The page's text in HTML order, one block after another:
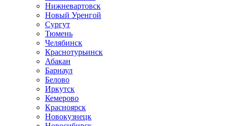
Нижневартовск
Новый Уренгой
Сургут
Тюмень
Челябинск
Краснотурьинск
Абакан
Барнаул
Белово
Иркутск
Кемерово
Красноярск
Новокузнецк